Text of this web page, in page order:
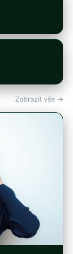
Zobrazit vše →